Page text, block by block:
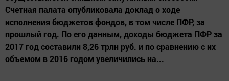
Счетная палата опубликовала доклад о ходе
исполнения бюджетов фондов, в том числе ПФР, за
прошлый год. По его данным, доходы бюджета ПФР за
2017 год составили 8,26 трлн руб. и по сравнению с их
объемом в 2016 годом увеличились на...